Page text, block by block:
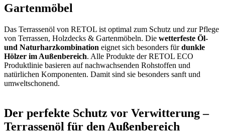
Gartenmöbel
Das Terrassenöl von RETOL ist optimal zum Schutz und zur Pflege
von Terrassen, Holzdecks & Gartenmöbeln. Die wetterfeste Öl-
und Naturharzkombination eignet sich besonders fürdunkle
Hölzer im Außenbereich. Alle Produkte der RETOL ECO
Produktlinie basieren auf nachwachsenden Rohstoffen und
natürlichen Komponenten. Damit sind sie besonders sanft und
umweltschonend.
Der perfekte Schutz vor Verwitterung –
Terrassenöl für den Außenbereich